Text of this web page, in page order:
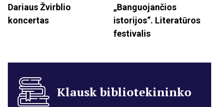
Dariaus Žvirblio
koncertas
„Banguojančios
istorijos“. Literatūros
festivalis
Klausk bibliotekininko